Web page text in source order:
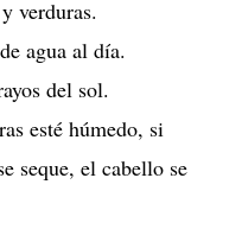
verduras.
agua al día.
del sol.
esté húmedo, si
seque, el cabello se